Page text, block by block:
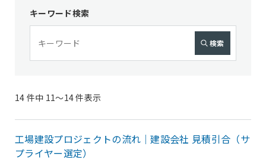
キーワード検索
14 件中 11〜14 件表示
工場建設プロジェクトの流れ｜建設会社 見積引合（サ
プライヤー選定）